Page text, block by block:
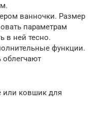
ванночки. Размер
параметрам
в ней тесно.
функции.
облегчают
или ковшик для